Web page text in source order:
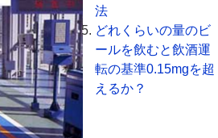
法
どれくらいの量のビ
ールを飲むと飲酒運
転の基準0.15mgを超
えるか？